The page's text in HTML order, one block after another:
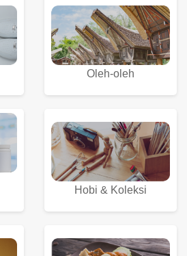
Oleh-oleh
Hobi & Koleksi